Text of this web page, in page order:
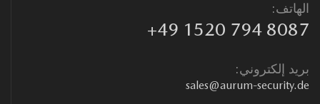
+49 1520 794
إلكتروني:
sales@aurum-